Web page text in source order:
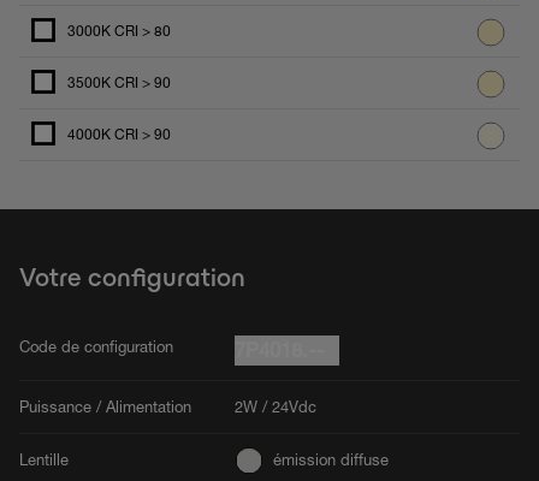
3000K CRI > 80
3500K CRI > 90
4000K CRI > 90
Votre configuration
Code de configuration
Puissance / Alimentation 2W / 24Vdc
Lentille émission diffuse